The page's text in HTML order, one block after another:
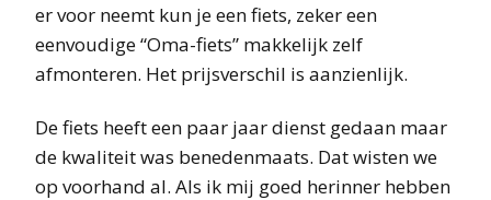
er voor neemt kun je een fiets, zeker een
eenvoudige “Oma-fiets” makkelijk zelf
afmonteren. Het prijsverschil is aanzienlijk.
De fiets heeft een paar jaar dienst gedaan maar
de kwaliteit was benedenmaats. Dat wisten we
op voorhand al. Als ik mij goed herinner hebben